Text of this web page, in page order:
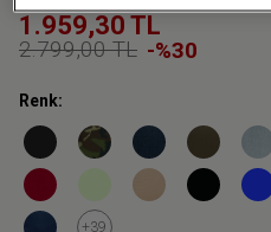
1.959,30 TL
2.799,00 TL -%30
Renk:
+39